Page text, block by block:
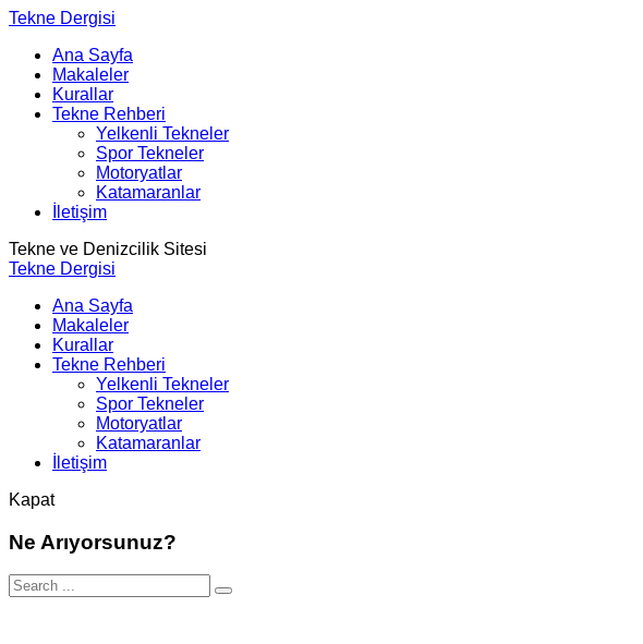
Tekne Dergisi
Ana Sayfa
Makaleler
Kurallar
Tekne Rehberi
Yelkenli Tekneler
Spor Tekneler
Motoryatlar
Katamaranlar
İletişim
Tekne ve Denizcilik Sitesi
Tekne Dergisi
Ana Sayfa
Makaleler
Kurallar
Tekne Rehberi
Yelkenli Tekneler
Spor Tekneler
Motoryatlar
Katamaranlar
İletişim
Kapat
Ne Arıyorsunuz?